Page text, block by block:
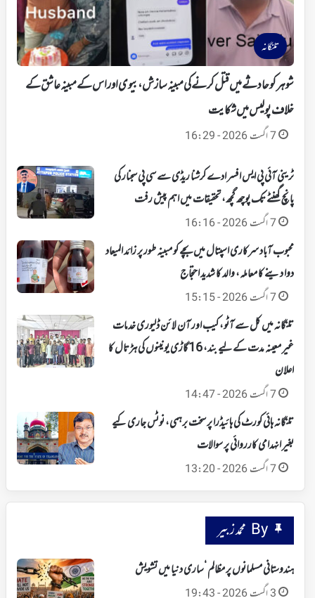
تلنگانہ
شوہر کو حادثے میں قتل کرنے کی مبینہ سازش، بیوی اور اس کے مبینہ عاشق کے
خلاف پولیس میں شکایت
7 اگست 2026 - 16:29
ٹرینی آئی پی ایس افسر ادے کرشنا ریڈی سے سی پی سجنار کی
پانچ گھنٹے تک پوچھ گچھ، تحقیقات میں اہم پیش رفت
7 اگست 2026 - 16:16
محبوب آباد سرکاری اسپتال میں بچے کو مبینہ طور پر زائد المیعاد
دوا دینے کا معاملہ، والد کا شدید احتجاج
7 اگست 2026 - 15:15
تلنگانہ میں کل سے آٹو، کیب اور آن لائن ڈلیوری خدمات
غیر معینہ مدت کے لیے بند، 16 گاڑی یونینوں کی ہڑتال کا
اعلان
7 اگست 2026 - 14:47
تلنگانہ ہائی کورٹ کی ہائیڈرا پر سخت برہمی، نوٹس جاری کیے
بغیر انہدامی کارروائی پر سوالات
7 اگست 2026 - 13:20
By محمد زبیر
ہندوستانی مسلمانوں پر مظالم ‘ساری دنیا میں تشویش